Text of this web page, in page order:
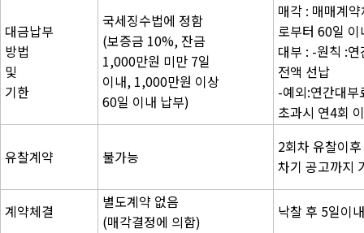
대금납부
방법
및
기한
국세징수법에 정함
(보증금 10%, 잔금
1,000만원 미만 7일
이내, 1,000만원 이상
60일 이내 납부)
매각 : 매매계
로부터 60일 이
대부 : -원칙 :
전액 선납
-예외:연간대
초과시 연4회
유찰계약 불가능
2회차 유찰이후
차기 공고까지
계약체결
별도계약 없음
(매각결정에 의함)
낙찰 후 5일이내